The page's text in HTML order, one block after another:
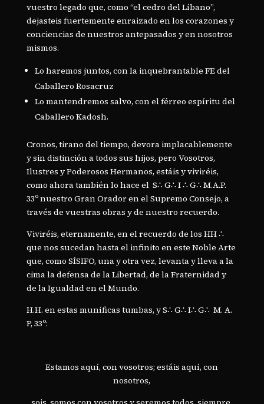
vuestro legado que, como “el cedro del Líbano”,
dejasteis fuertemente enraizado en los corazones y
conciencias de nuestros antepasados y en nosotros
mismos.
Lo haremos juntos, con la inquebrantable FE del
Caballero Rosacruz
Lo mantendremos salvo, con el férreo espíritu del
Caballero Kadosh.
Cronos, tirano del tiempo, devora implacablemente
y sin distinción a todos sus hijos, pero Vosotros,
Ilustres y Poderosos Hermanos, estáis y viviréis,
como ahora también lo hace el S∴ G∴ I ∴ G∴ M.A.P.
33º nuestro Gran Orador en el Supremo Consejo, a
través de vuestras obras y de nuestro recuerdo.
Viviréis, eternamente, en el recuerdo de los HH ∴
que nos sucedan hasta el infinito en este Noble Arte
que, como SÍSIFO, una y otra vez, levanta y lleva a la
cima la defensa de la Libertad, de la Fraternidad y
de la Igualdad en el Mundo.
H.H. en estas muníficas tumbas, y S∴ G∴ I∴ G∴ M. A.
P, 33º:
Estamos aquí, con vosotros; estáis aquí, con
nosotros,